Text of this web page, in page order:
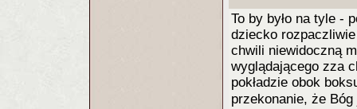
To by było na tyle -
dziecko
chwili niewidoczną
wyglądającego zza
pokładzie obok
przekonanie, że